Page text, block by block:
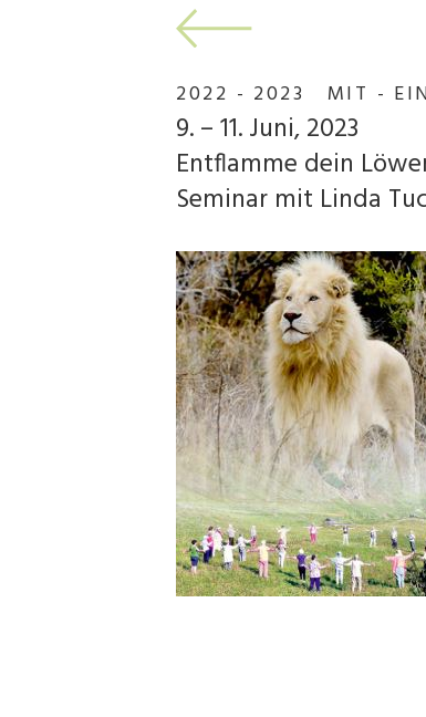
2022 - 2023 MIT -
9. – 11. Juni, 2023
Entflamme dein
Seminar mit Linda